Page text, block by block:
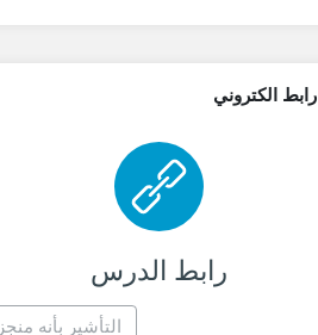
رابط الكتروني
رابط الدرس
التأشير بأنه منجز